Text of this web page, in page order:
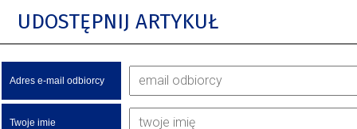
UDOSTĘPNIJ ARTYKUŁ
Adres e-mail odbiorcy
Twoje imie